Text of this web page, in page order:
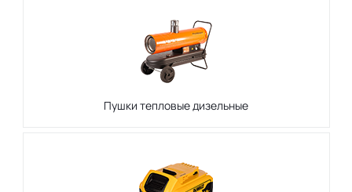
Пушки тепловые дизельные